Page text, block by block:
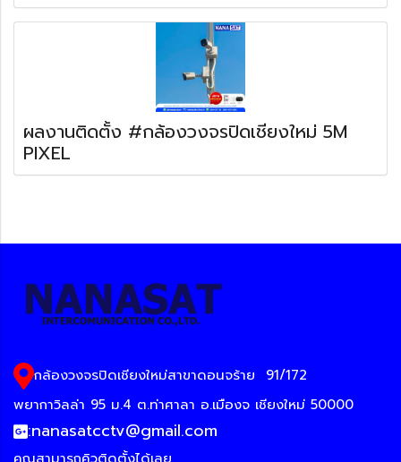
ผลงานติดตั้ง #กล้องวงจรปิดเชียงใหม่ 5M
PIXEL
กล้องวงจรปิดเชียงใหม่สาขาดอนจร้าย
91/172
พยากาวิลล่า 95 ม.4 ต.ท่าศาลา อ.เมืองจ เชียงใหม่ 50000
:nanasatcctv@gmail.com
คุณสามารถคิวติดตั้งได้เลย